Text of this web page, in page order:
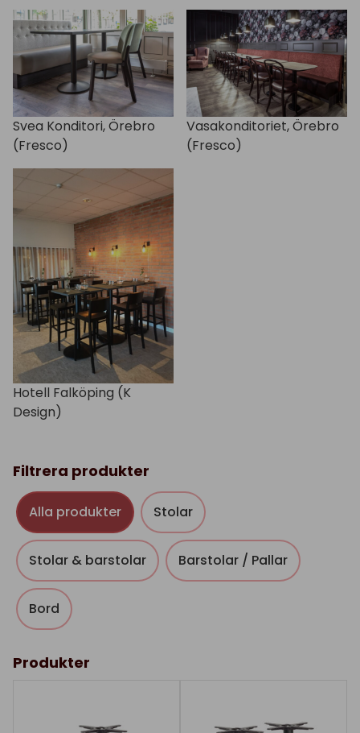
Svea Konditori, Örebro
(Fresco)
Vasakonditoriet, Örebro
(Fresco)
Hotell Falköping (K
Design)
Filtrera produkter
Alla produkter Stolar
Stolar & barstolar Barstolar / Pallar
Bord
Produkter